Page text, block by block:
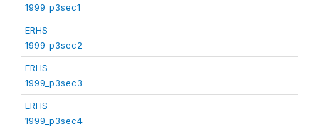
1999_p3sec1
ERHS
1999_p3sec2
ERHS
1999_p3sec3
ERHS
1999_p3sec4